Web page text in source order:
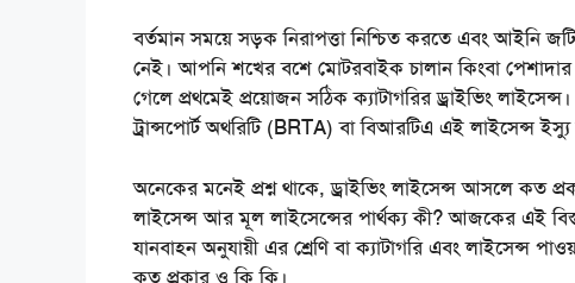
বর্তমান সময়ে সড়ক নিরাপত্তা নিশ্চিত করতে এবং আইনি
নেই। আপনি শখের বশে মোটরবাইক চালান কিংবা
গেলে প্রথমেই প্রয়োজন সঠিক ক্যাটাগরির ড্রাইভিং
ট্রান্সপোর্ট অথরিটি (BRTA) বা বিআরটিএ এই লাইসেন্স
অনেকের মনেই প্রশ্ন থাকে, ড্রাইভিং লাইসেন্স আসলে কত
লাইসেন্স আর মূল লাইসেন্সের পার্থক্য কী? আজকের এই
যানবাহন অনুযায়ী এর শ্রেণি বা ক্যাটাগরি এবং লাইসেন্স
কত প্রকার ও কি কি।